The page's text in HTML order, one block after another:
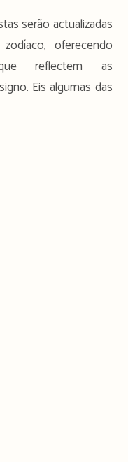
serão actualizadas
oferecendo
reflectem as
Eis algumas das